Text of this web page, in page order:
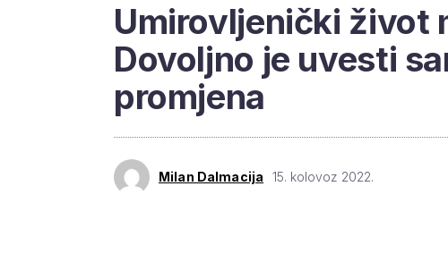
Umirovljenički život
Dovoljno je uvesti
promjena
Milan Dalmacija 15. kolovoz 2022.